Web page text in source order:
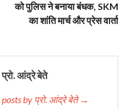
को पुलिस ने बनाया बंधक, SKM
का शांति मार्च और प्रेस वार्ता
आंद्रे बेते
by प्रो. आंद्रे बेते →